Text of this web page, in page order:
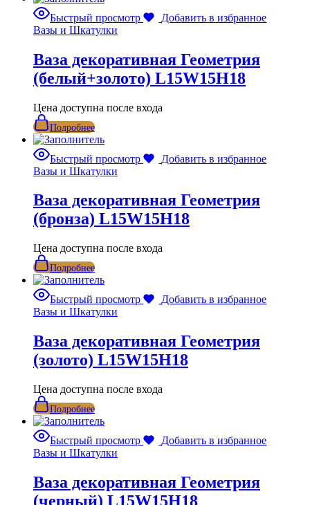
Быстрый просмотр
Добавить в избранное
Вазы и Шкатулки
Ваза декоративная Геометрия
(белый+золото) L15W15H18
Цена доступна после входа
Подробнее
Быстрый просмотр
Добавить в избранное
Вазы и Шкатулки
Ваза декоративная Геометрия
(бронза) L15W15H18
Цена доступна после входа
Подробнее
Быстрый просмотр
Добавить в избранное
Вазы и Шкатулки
Ваза декоративная Геометрия
(золото) L15W15H18
Цена доступна после входа
Подробнее
Быстрый просмотр
Добавить в избранное
Вазы и Шкатулки
Ваза декоративная Геометрия
(черный) L15W15H18